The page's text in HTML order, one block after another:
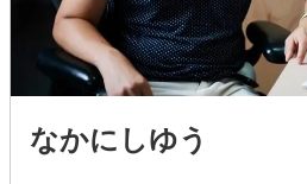
なかにしゆう